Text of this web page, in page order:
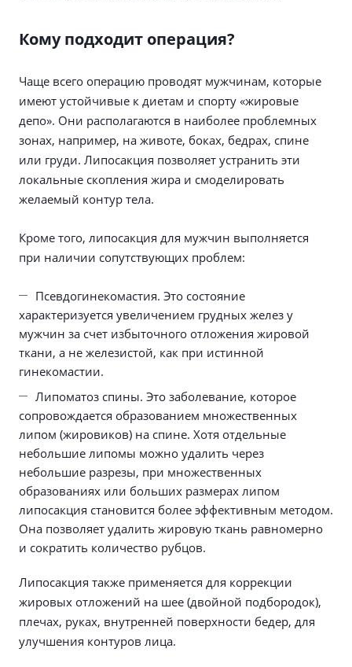
Кому подходит операция?
Чаще всего операцию проводят мужчинам, которые
имеют устойчивые к диетам и спорту «жировые
депо». Они располагаются в наиболее проблемных
зонах, например, на животе, боках, бедрах, спине
или груди. Липосакция позволяет устранить эти
локальные скопления жира и смоделировать
желаемый контур тела.
Кроме того, липосакция для мужчин выполняется
при наличии сопутствующих проблем:
Псевдогинекомастия. Это состояние
характеризуется увеличением грудных желез у
мужчин за счет избыточного отложения жировой
ткани, а не железистой, как при истинной
гинекомастии.
Липоматоз спины. Это заболевание, которое
сопровождается образованием множественных
липом (жировиков) на спине. Хотя отдельные
небольшие липомы можно удалить через
небольшие разрезы, при множественных
образованиях или больших размерах липом
липосакция становится более эффективным методом.
Она позволяет удалить жировую ткань равномерно
и сократить количество рубцов.
Липосакция также применяется для коррекции
жировых отложений на шее (двойной подбородок),
плечах, руках, внутренней поверхности бедер, для
улучшения контуров лица.